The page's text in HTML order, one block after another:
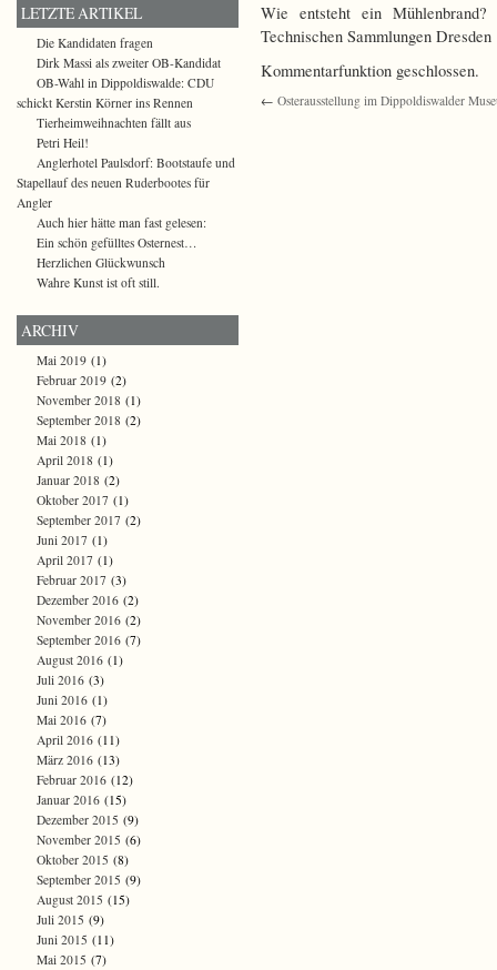
Wie entsteht ein
Technischen Sammlungen Dresden
Kommentarfunktion geschlossen.
← Osterausstellung im Dippoldiswalder
LETZTE ARTIKEL
Die Kandidaten fragen
Dirk Massi als zweiter OB-Kandidat
OB-Wahl in Dippoldiswalde: CDU
schickt Kerstin Körner ins Rennen
Tierheimweihnachten fällt aus
Petri Heil!
Anglerhotel Paulsdorf: Bootstaufe und
Stapellauf des neuen Ruderbootes für
Angler
Auch hier hätte man fast gelesen:
Ein schön gefülltes Osternest…
Herzlichen Glückwunsch
Wahre Kunst ist oft still.
ARCHIV
Mai 2019 (1)
Februar 2019 (2)
November 2018 (1)
September 2018 (2)
Mai 2018 (1)
April 2018 (1)
Januar 2018 (2)
Oktober 2017 (1)
September 2017 (2)
Juni 2017 (1)
April 2017 (1)
Februar 2017 (3)
Dezember 2016 (2)
November 2016 (2)
September 2016 (7)
August 2016 (1)
Juli 2016 (3)
Juni 2016 (1)
Mai 2016 (7)
April 2016 (11)
März 2016 (13)
Februar 2016 (12)
Januar 2016 (15)
Dezember 2015 (9)
November 2015 (6)
Oktober 2015 (8)
September 2015 (9)
August 2015 (15)
Juli 2015 (9)
Juni 2015 (11)
Mai 2015 (7)